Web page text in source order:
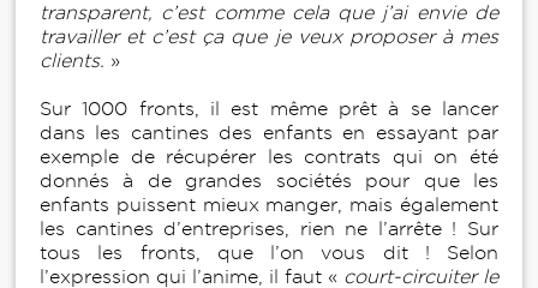
transparent, c’est comme cela que j’ai envie de
travailler et c’est ça que je veux proposer à mes
clients. »
Sur 1000 fronts, il est même prêt à se lancer
dans les cantines des enfants en essayant par
exemple de récupérer les contrats qui on été
donnés à de grandes sociétés pour que les
enfants puissent mieux manger, mais également
les cantines d’entreprises, rien ne l’arrête ! Sur
tous les fronts, que l’on vous dit ! Selon
l’expression qui l’anime, il faut « court-circuiter le